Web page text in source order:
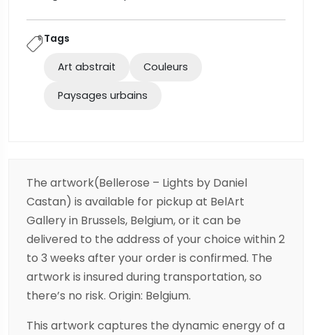
Tags
Art abstrait Couleurs
Paysages urbains
The artwork(Bellerose – Lights by Daniel
Castan) is available for pickup at BelArt
Gallery in Brussels, Belgium, or it can be
delivered to the address of your choice within 2
to 3 weeks after your order is confirmed. The
artwork is insured during transportation, so
there’s no risk. Origin: Belgium.
This artwork captures the dynamic energy of a